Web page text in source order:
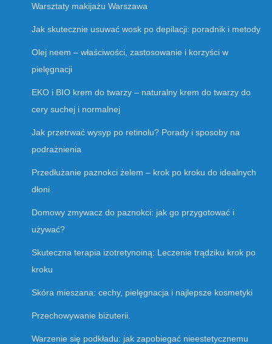
Warsztaty makijażu Warszawa
Jak skutecznie usuwać wosk po depilacji: poradnik i metody
Olej neem – właściwości, zastosowanie i korzyści w
pielęgnacji
EKO i BIO krem do twarzy – naturalny krem do twarzy do
cery suchej i normalnej
Jak przetrwać wysyp po retinolu? Porady i sposoby na
podrażnienia
Przedłużanie paznokci żelem – krok po kroku do idealnych
dłoni
Domowy zmywacz do paznokci: jak go przygotować i
używać?
Skuteczna terapia izotretynoiną: Leczenie trądziku krok po
kroku
Skóra mieszana: cechy, pielęgnacja i najlepsze kosmetyki
Przechowywanie biżuterii.
Warzenie się podkładu: jak zapobiegać nieestetycznemu